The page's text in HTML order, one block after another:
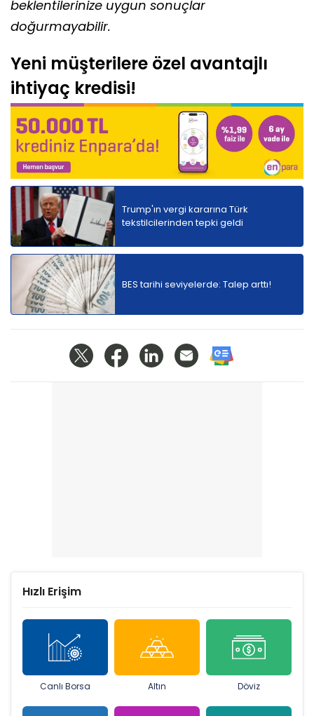
beklentilerinize uygun sonuçlar
doğurmayabilir.
Yeni müşterilere özel avantajlı
ihtiyaç kredisi!
Trump'ın vergi kararına Türk
tekstilcilerinden tepki geldi
BES tarihi seviyelerde: Talep arttı!
Hızlı Erişim
Canlı Borsa Altın Döviz